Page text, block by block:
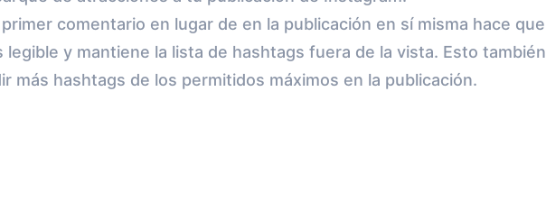
comentario en lugar de en la publicación en sí misma hace que
legible y mantiene la lista de hashtags fuera de la vista. Esto también
más hashtags de los permitidos máximos en la publicación.